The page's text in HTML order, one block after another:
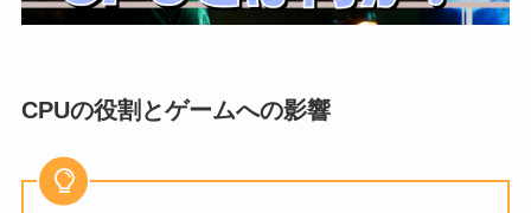
CPUの役割とゲームへの影響